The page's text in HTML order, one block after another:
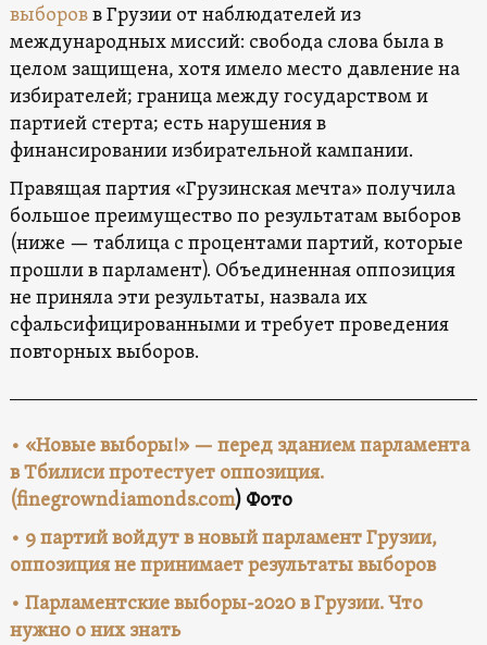
выборовв Грузии от наблюдателей из
международных миссий: свобода слова была в
целом защищена, хотя имело место давление на
избирателей; граница между государством и
партией стерта; есть нарушения в
финансировании избирательной кампании.
Правящая партия «Грузинская мечта» получила
большое преимущество по результатам выборов
(ниже — таблица с процентами партий, которые
прошли в парламент). Объединенная оппозиция
не приняла эти результаты, назвала их
сфальсифицированными и требует проведения
повторных выборов.
• «Новые выборы!» — перед зданием парламента
в Тбилиси протестует оппозиция.
(finegrowndiamonds.com) Фото
• 9 партий войдут в новый парламент Грузии,
оппозиция не принимает результаты выборов
• Парламентские выборы-2020 в Грузии. Что
нужно о них знать